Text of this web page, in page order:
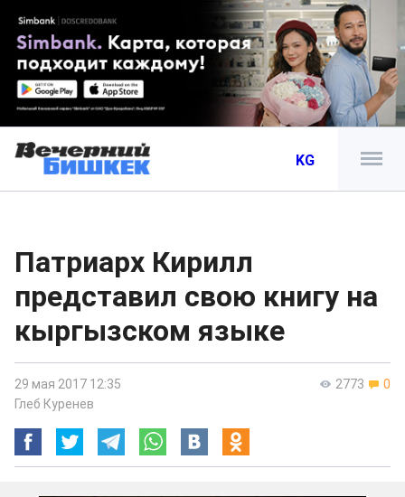
KG
Патриарх Кирилл
представил свою книгу на
кыргызском языке
2773 0
29 мая 2017 12:35
Глеб Куренев